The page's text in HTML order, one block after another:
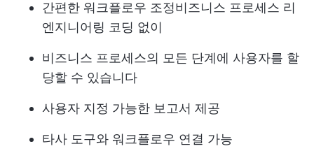
간편한 워크플로우 조정비즈니스 프로세스 리
엔지니어링 코딩 없이
비즈니스 프로세스의 모든 단계에 사용자를 할
당할 수 있습니다
사용자 지정 가능한 보고서 제공
타사 도구와 워크플로우 연결 가능